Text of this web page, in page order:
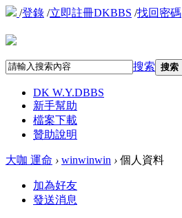
/登錄 /立即註冊DKBBS /找回密碼
搜索 搜索
DK W.Y.DBBS
新手幫助
檔案下載
贊助說明
大咖 運命 › winwinwin › 個人資料
加為好友
發送消息